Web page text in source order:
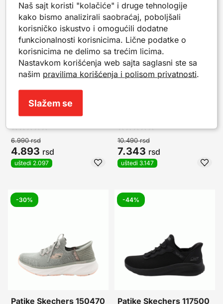
-30%
Patike Skechers
117209BBK
6.990rsd
4.893 rsd
uštedi 2.097
-30%
10.490rsd
7.343 rsd
uštedi 3.147
-30%
Patike Skechers 150470
-44%
Patike Skechers 117500
Naš sajt koristi "kolačiće" i druge tehnologije
kako bismo analizirali saobraćaj, poboljšali
korisničko iskustvo i omogućili dodatne
funkcionalnosti korisnicima. Lične podatke o
korisnicima ne delimo sa trećim licima.
Nastavkom korišćenja web sajta saglasni ste sa
našim pravilima korišćenja i polisom privatnosti.
Slažem se